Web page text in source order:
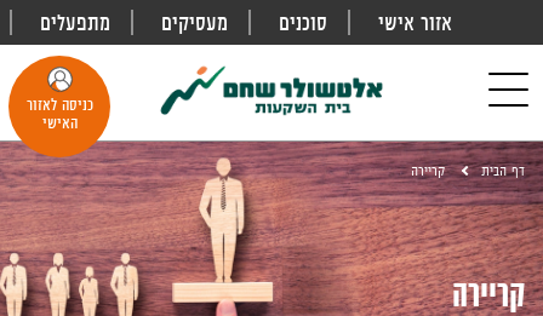
אזור אישי סוכנים מעסיקים מתפעלים
navigation
כניסה לאזור
האישי
דף הבית קריירה
קריירה